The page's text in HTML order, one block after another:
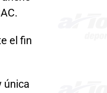
el fin
única